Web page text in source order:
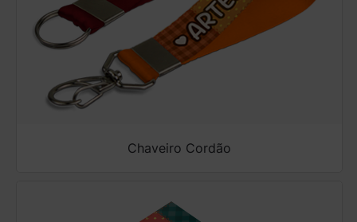
Chaveiro Cordão